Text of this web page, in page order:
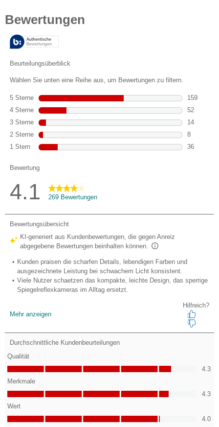
Sternen.
269
Bewertungen